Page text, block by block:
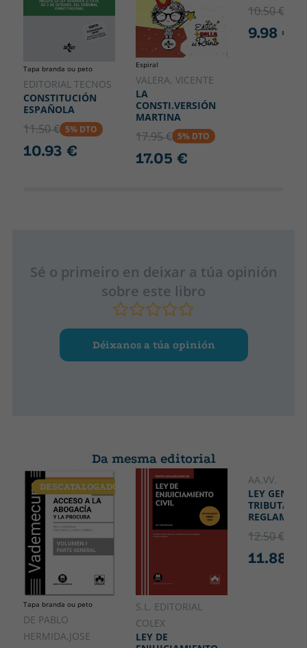
Tapa branda ou peto
EDITORIAL TECNOS
CONSTITUCIÓN
ESPAÑOLA
11.50 € 5% DTO
10.93 €
Espiral
VALERA, VICENTE
LA
CONSTI.VERSIÓN
MARTINA
17.95 € 5% DTO
17.05 €
10.50 €
9.98 €
Sé o primeiro en deixar a túa opinión
sobre este libro
Déixanos a túa opinión
Da mesma editorial
DESCATALOGADO
Tapa branda ou peto
DE PABLO
HERMIDA,JOSE
S.L. EDITORIAL
COLEX
LEY DE
AA.VV.
LEY
12.50 €
11.88 €